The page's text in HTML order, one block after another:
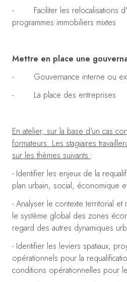
- Faciliter les relocalisations
programmes immobiliers mixtes
Mettre en place une
- Gouvernance interne ou
- La place des entreprises
En atelier, sur la base d'un cas
formateurs. Les stagiaires
sur les thèmes suivants :
- Identifier les enjeux de la
plan urbain, social, économique
- Analyser le contexte territorial
le système global des zones
regard des autres dynamiques
- Identifier les leviers spatiaux,
opérationnels pour la
conditions opérationnelles pour